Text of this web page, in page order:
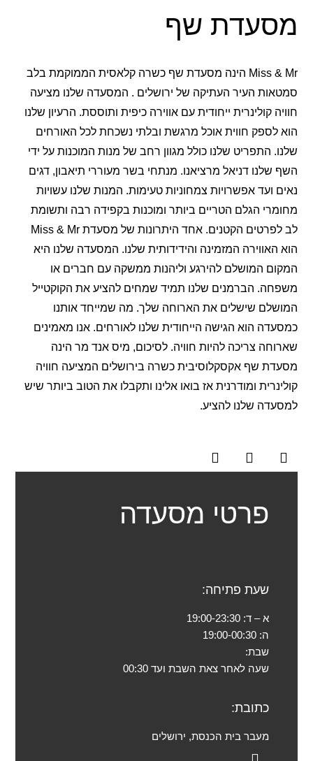
מסעדת שף
Miss & Mr הינה מסעדת שף כשרה קלאסית הממוקמת בלב
סמטאות העיר העתיקה של ירושלים . המסעדה שלנו מציעה
חוויה קולינרית ייחודית עם אווירה כיפית ותוססת. הרעיון שלנו
הוא לספק חווית אוכל מרגשת ובלתי נשכחת לכל האורחים
שלנו. התפריט שלנו כולל מגוון רחב של מנות המוכנות על ידי
השף שלנו דניאל מרציאנו. מנתחי בשר מעוררי תיאבון, דגים
נאים ועד אפשרויות צמחוניות טעימות. המנות שלנו עשויות
מחומרי הגלם הטריים ביותר ומוכנות בקפידה רבה ותשומת
לב לפרטים הקטנים. אחד היתרונות של מסעדת Miss & Mr
הוא האווירה המזמינה והידידותית שלנו. המסעדה שלנו היא
המקום המושלם להירגע וליהנות ממשקה עם חברים או
משפחה. הברמנים שלנו תמיד שמחים להציע את הקוקטייל
המושלם שישלים את הארוחה שלך. מה שמייחד אותנו
כמסעדה הוא הגישה הייחודית שלנו לאורחים. אנו מאמינים
שארוחה צריכה להיות חוויה. לסיכום, מיס אנד מר הינה
מסעדת שף אקסקלוסיבית כשרה בירושלים המציעה חוויה
קולינרית ומודרנית אז בואו אלינו ותקבלו את הטוב ביותר שיש
למסעדה שלנו להציע.
פרטי מסעדה
שעת פתיחה:
א – ד:
ה:
שבת:
שעה לאחר צאת השבת ועד 00:30
כתובת:
מעבר בית הכנסת, ירושלים